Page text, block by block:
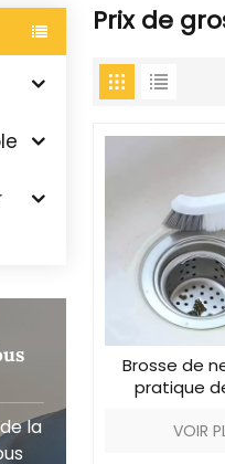
la
Prix de
Brosse de
pratique
VOIR